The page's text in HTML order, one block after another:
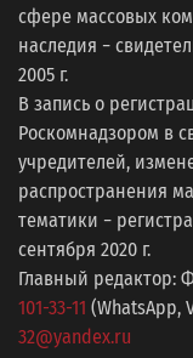
сфере массовых
наследия −
2005 г.
В запись о
Роскомнадзором в
учредителей,
распространения
тематики −
сентября 2020 г.
Главный редактор:
101-33-11 (WhatsApp,
32@yandex.ru